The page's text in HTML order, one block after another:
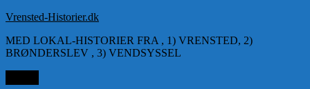
Videre
indhold
Vrensted-Historier.dk
MED LOKAL-HISTORIER FRA , 1) VRENSTED, 2)
BRØNDERSLEV , 3) VENDSYSSEL